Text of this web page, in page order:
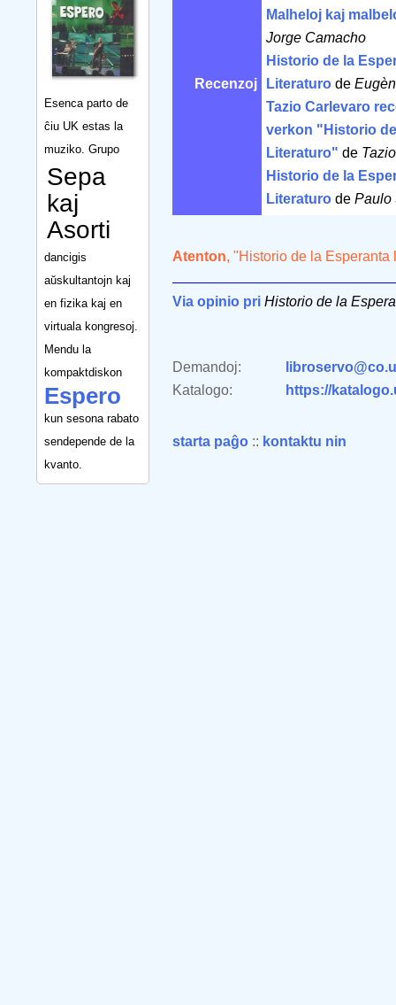
Esenca parto de
ĉiu UK estas la
muziko. Grupo
Sepa
kaj
Asorti
dancigis
aŭskultantojn kaj
en fizika kaj en
virtuala kongresoj.
Mendu la
kompaktdiskon
Espero
kun sesona rabato
sendepende de la
kvanto.
Recenzoj
Malheloj kaj
Jorge Camacho
Historio de la
Literaturo de
Tazio Carlevaro
verkon "Historio
Literaturo" de
Historio de la
Literaturo de Paulo
Atenton, "Historio de la
Via opinio pri Historio de la
Demandoj:
Katalogo:
https://
starta paĝo :: kontaktu nin